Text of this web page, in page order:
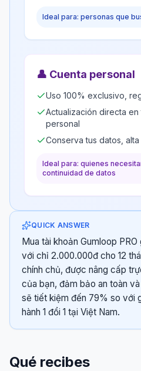
Ideal para: personas que
👤 Cuenta personal
Uso 100% exclusivo,
Actualización directa en
personal
Conserva tus datos,
Ideal para: quienes
continuidad de datos
QUICK ANSWER
Mua tài khoản Gumloop
với chỉ 2.000.000đ cho 12
chính chủ, được nâng cấp
của bạn, đảm bảo an toàn
sẽ tiết kiệm đến 79% so với
hành 1 đổi 1 tại Việt Nam.
Qué recibes